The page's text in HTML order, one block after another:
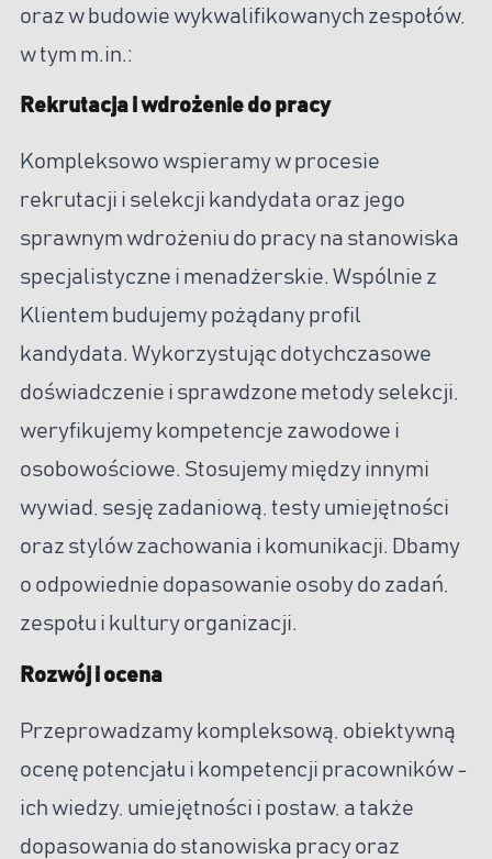
oraz w budowie wykwalifikowanych zespołów,
w tym m.in.:
Rekrutacja i wdrożenie do pracy
Kompleksowo wspieramy w procesie
rekrutacji i selekcji kandydata oraz jego
sprawnym wdrożeniu do pracy na stanowiska
specjalistyczne i menadżerskie. Wspólnie z
Klientem budujemy pożądany profil
kandydata. Wykorzystując dotychczasowe
doświadczenie i sprawdzone metody selekcji,
weryfikujemy kompetencje zawodowe i
osobowościowe. Stosujemy między innymi
wywiad, sesję zadaniową, testy umiejętności
oraz stylów zachowania i komunikacji. Dbamy
o odpowiednie dopasowanie osoby do zadań,
zespołu i kultury organizacji.
Rozwój i ocena
Przeprowadzamy kompleksową, obiektywną
ocenę potencjału i kompetencji pracowników -
ich wiedzy, umiejętności i postaw, a także
dopasowania do stanowiska pracy oraz